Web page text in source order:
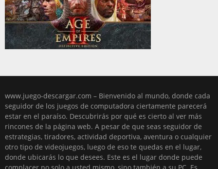
www.juego-descargar.com – Bienvenido al mundo, donde cada
seguidor de los juegos de computadora ciertamente parecerá
estar en el paraíso. Descubrirás por qué es cierto al ver más
rincones de la página web. A pesar de que seas seguidor de
estrategias, tiradores, actividad deportiva, aventura o cualquier
otro tipo de videojuegos, luego de eso te quedas en el lugar,
donde ubicarás lo que desees. Este es el lugar donde puede